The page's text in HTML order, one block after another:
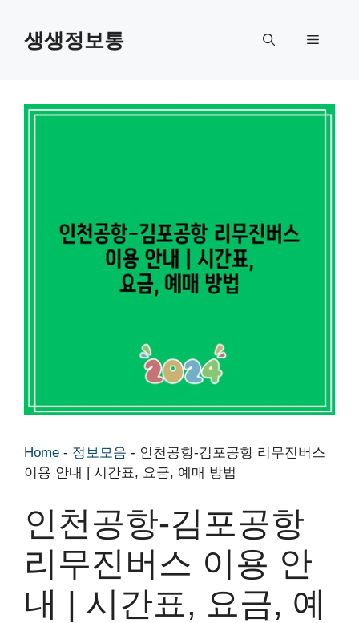
생생정보통 메
Home - 정보모음 - 인천공항-김포공항 리무진버스
이용 안내 | 시간표, 요금, 예매 방법
인천공항-김포공항
리무진버스 이용 안
내 | 시간표, 요금, 예